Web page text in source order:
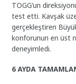
TOGG’un
test etti. Kavşak
gerçekleştiren
konforunun en üst
deneyimledi.
6 AYDA